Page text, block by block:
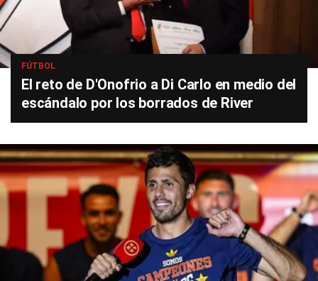
FÚTBOL
El reto de D'Onofrio a Di Carlo en medio del
escándalo por los borrados de River